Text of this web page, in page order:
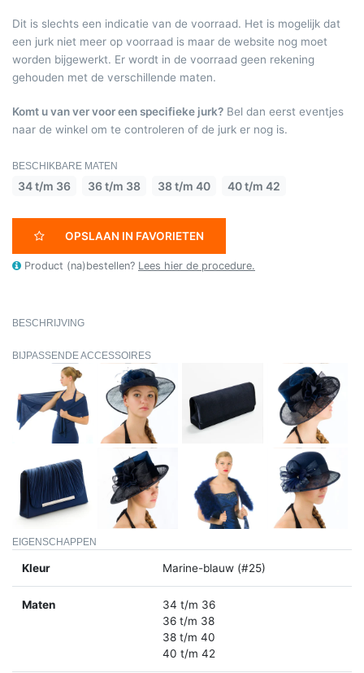
Dit is slechts een indicatie van de voorraad. Het is mogelijk dat
een jurk niet meer op voorraad is maar de website nog moet
worden bijgewerkt. Er wordt in de voorraad geen rekening
gehouden met de verschillende maten.
Komt u van ver voor een specifieke jurk? Bel dan eerst eventjes
naar de winkel om te controleren of de jurk er nog is.
BESCHIKBARE MATEN
34 t/m 36 36 t/m 38 38 t/m 40 40 t/m 42
OPSLAAN IN FAVORIETEN
Product (na)bestellen? Lees hier de procedure.
BESCHRIJVING
BIJPASSENDE ACCESSOIRES
EIGENSCHAPPEN
Kleur Marine-blauw (#25)
Maten
34 t/m 36
36 t/m 38
38 t/m 40
40 t/m 42